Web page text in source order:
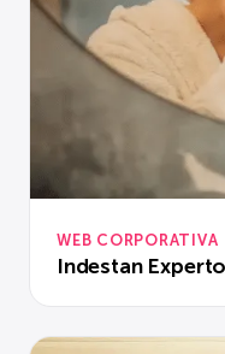
WEB CORPORATIVA
Indestan